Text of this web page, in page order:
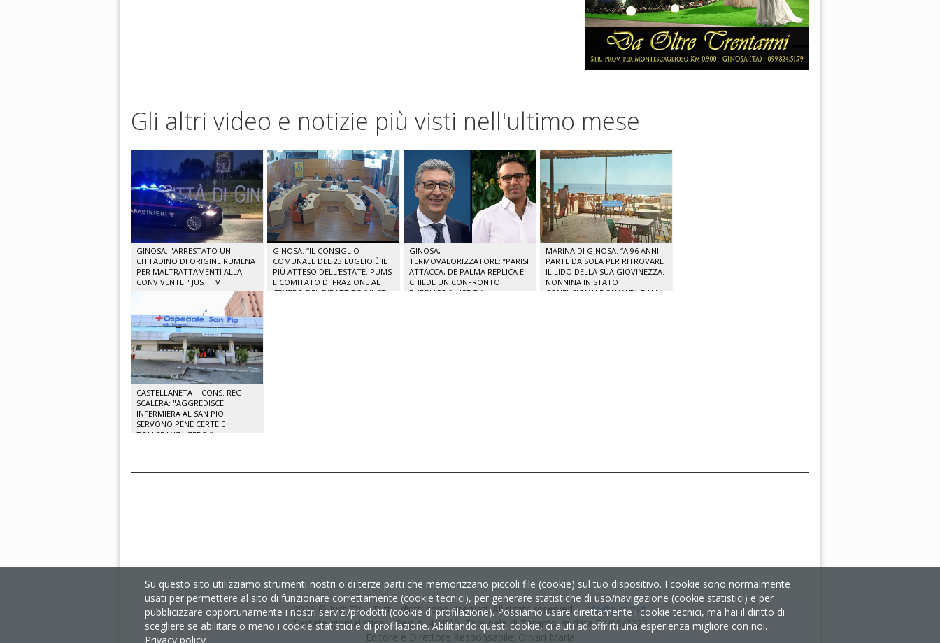
Su questo sito utilizziamo strumenti nostri o di terze parti che memorizzano piccoli file (cookie) sul tuo dispositivo. I cookie sono normalmente
usati per permettere al sito di funzionare correttamente (cookie tecnici), per generare statistiche di uso/navigazione (cookie statistici) e per
pubblicizzare opportunamente i nostri servizi/prodotti (cookie di profilazione). Possiamo usare direttamente i cookie tecnici, ma hai il diritto di
scegliere se abilitare o meno i cookie statistici e di profilazione. Abilitando questi cookie, ci aiuti ad offrirti una esperienza migliore con noi.
Privacy policy
Gli altri video e notizie più visti nell'ultimo mese
GINOSA: "ARRESTATO UN
CITTADINO DI ORIGINE RUMENA
PER MALTRATTAMENTI ALLA
CONVIVENTE." JUST TV
GINOSA: “IL CONSIGLIO
COMUNALE DEL 23 LUGLIO È IL
PIÙ ATTESO DELL'ESTATE. PUMS
E COMITATO DI FRAZIONE AL
CENTRO DEL DIBATTITO.” JUST
GINOSA,
TERMOVALORIZZATORE: “PARISI
ATTACCA, DE PALMA REPLICA E
CHIEDE UN CONFRONTO
PUBBLICO.” JUST TV
MARINA DI GINOSA: “A 96 ANNI
PARTE DA SOLA PER RITROVARE
IL LIDO DELLA SUA GIOVINEZZA.
NONNINA IN STATO
CONFUSIONALE SALVATA DALLA
CASTELLANETA | CONS. REG .
SCALERA: "AGGREDISCE
INFERMIERA AL SAN PIO.
SERVONO PENE CERTE E
TOLLERANZA ZERO.”
2026 © Just TV – Tutti i diritti sono riservati. All rights reserved –info@just-tv.it
Testata giornalistica – Reg. n. 4/2020, Tribunale di Taranto, in data 04/08/2020
Editore e Direttore Responsabile: Olivari Maria